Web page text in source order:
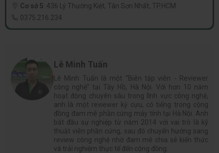
Cơ sở 5: 436 Lý Thường Kiệt, Tân Sơn Nhất, TP.HCM
0375.216.234
Lê Minh Tuấn
Lê Minh Tuấn là một “Biên tập viên - Reviewer
công nghệ” tại Tây Hồ, Hà Nội. Với hơn 10 năm
hoạt động chuyên sâu trong lĩnh vực công nghệ,
anh là một reviewer kỳ cựu, có tiếng trong cộng
đồng đam mê phần cứng máy tính tại Hà Nội. Anh
bắt đầu sự nghiệp từ năm 2014 với vai trò là kỹ
thuật viên phần cứng, sau đó chuyển hướng sang
review công nghệ nhờ đam mê chia sẻ kiến thức
và trải nghiệm thực tế đến cộng đồng.